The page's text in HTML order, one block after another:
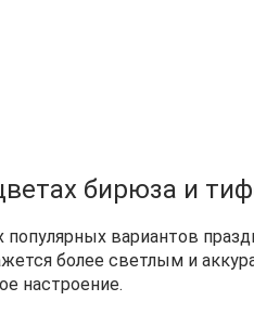
бирюза и
вариантов
более светлым и
настроение.